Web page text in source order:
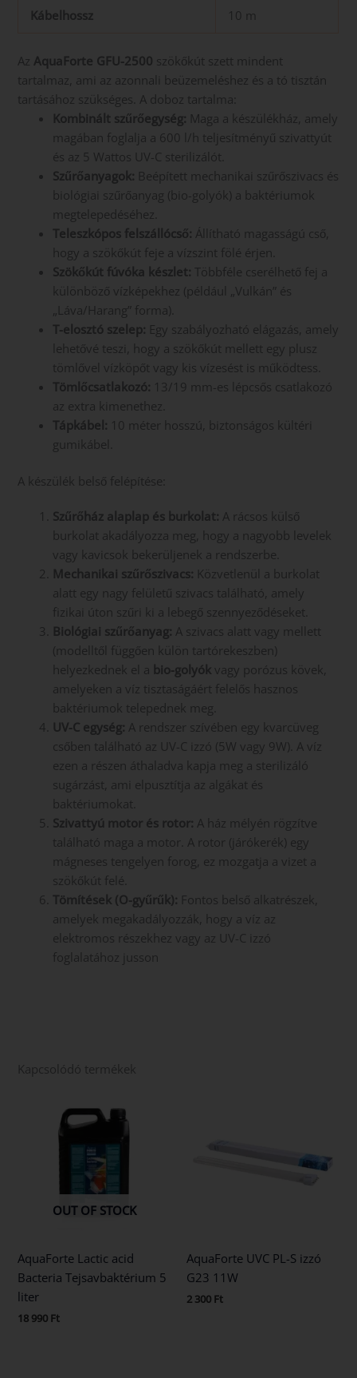
Kábelhossz 10 m
Az AquaForte GFU-2500 szökőkút szett mindent
tartalmaz, ami az azonnali beüzemeléshez és a tó tisztán
tartásához szükséges. A doboz tartalma:
Kombinált szűrőegység: Maga a készülékház, amely
magában foglalja a 600 l/h teljesítményű szivattyút
és az 5 Wattos UV-C sterilizálót.
Szűrőanyagok: Beépített mechanikai szűrőszivacs és
biológiai szűrőanyag (bio-golyók) a baktériumok
megtelepedéséhez.
Teleszkópos felszállócső: Állítható magasságú cső,
hogy a szökőkút feje a vízszint fölé érjen.
Szökőkút fúvóka készlet: Többféle cserélhető fej a
különböző vízképekhez (például „Vulkán” és
„Láva/Harang” forma).
T-elosztó szelep: Egy szabályozható elágazás, amely
lehetővé teszi, hogy a szökőkút mellett egy plusz
tömlővel vízköpőt vagy kis vízesést is működtess.
Tömlőcsatlakozó: 13/19 mm-es lépcsős csatlakozó
az extra kimenethez.
Tápkábel: 10 méter hosszú, biztonságos kültéri
gumikábel.
A készülék belső felépítése:
Szűrőház alaplap és burkolat: A rácsos külső
burkolat akadályozza meg, hogy a nagyobb levelek
vagy kavicsok bekerüljenek a rendszerbe.
Mechanikai szűrőszivacs: Közvetlenül a burkolat
alatt egy nagy felületű szivacs található, amely
fizikai úton szűri ki a lebegő szennyeződéseket.
Biológiai szűrőanyag: A szivacs alatt vagy mellett
(modelltől függően külön tartórekeszben)
helyezkednek el a bio-golyók vagy porózus kövek,
amelyeken a víz tisztaságáért felelős hasznos
baktériumok telepednek meg.
UV-C egység: A rendszer szívében egy kvarcüveg
csőben található az UV-C izzó (5W vagy 9W). A víz
ezen a részen áthaladva kapja meg a sterilizáló
sugárzást, ami elpusztítja az algákat és
baktériumokat.
Szivattyú motor és rotor: A ház mélyén rögzítve
található maga a motor. A rotor (járókerék) egy
mágneses tengelyen forog, ez mozgatja a vizet a
szökőkút felé.
Tömítések (O-gyűrűk): Fontos belső alkatrészek,
amelyek megakadályozzák, hogy a víz az
elektromos részekhez vagy az UV-C izzó
foglalatához jusson
Kapcsolódó termékek
OUT OF STOCK
AquaForte Lactic acid
Bacteria Tejsavbaktérium 5
liter
18 990 Ft
AquaForte UVC PL-S izzó
G23 11W
2 300 Ft